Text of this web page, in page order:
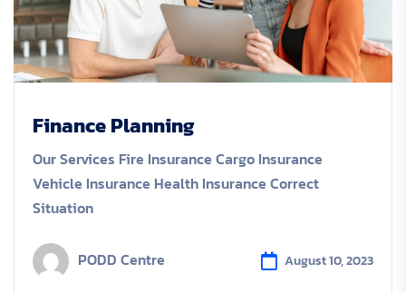
Finance Planning
Our Services Fire Insurance Cargo Insurance
Vehicle Insurance Health Insurance Correct
Situation
PODD Centre August 10, 2023